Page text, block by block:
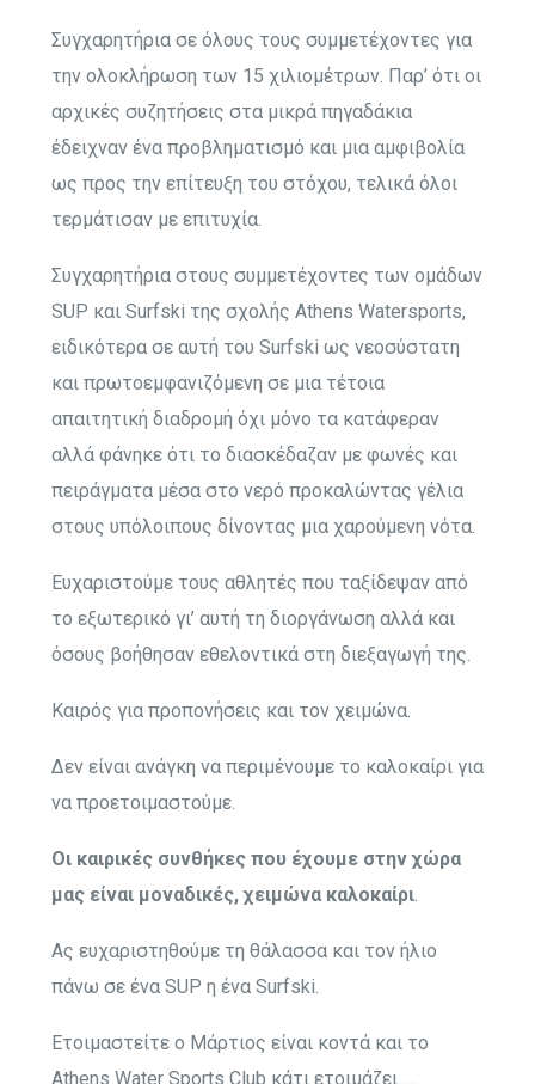
Συγχαρητήρια σε όλους τους συμμετέχοντες για
την ολοκλήρωση των 15 χιλιομέτρων. Παρ’ ότι οι
αρχικές συζητήσεις στα μικρά πηγαδάκια
έδειχναν ένα προβληματισμό και μια αμφιβολία
ως προς την επίτευξη του στόχου, τελικά όλοι
τερμάτισαν με επιτυχία.
Συγχαρητήρια στους συμμετέχοντες των ομάδων
SUP και Surfski της σχολής Athens Watersports,
ειδικότερα σε αυτή του Surfski ως νεοσύστατη
και πρωτοεμφανιζόμενη σε μια τέτοια
απαιτητική διαδρομή όχι μόνο τα κατάφεραν
αλλά φάνηκε ότι το διασκέδαζαν με φωνές και
πειράγματα μέσα στο νερό προκαλώντας γέλια
στους υπόλοιπους δίνοντας μια χαρούμενη νότα.
Ευχαριστούμε τους αθλητές που ταξίδεψαν από
το εξωτερικό γι’ αυτή τη διοργάνωση αλλά και
όσους βοήθησαν εθελοντικά στη διεξαγωγή της.
Καιρός για προπονήσεις και τον χειμώνα.
Δεν είναι ανάγκη να περιμένουμε το καλοκαίρι για
να προετοιμαστούμε.
Οι καιρικές συνθήκες που έχουμε στην χώρα
μας είναι μοναδικές, χειμώνα καλοκαίρι.
Ας ευχαριστηθούμε τη θάλασσα και τον ήλιο
πάνω σε ένα SUP η ένα Surfski.
Ετοιμαστείτε ο Μάρτιος είναι κοντά και το
Athens Water Sports Club κάτι ετοιμάζει…..